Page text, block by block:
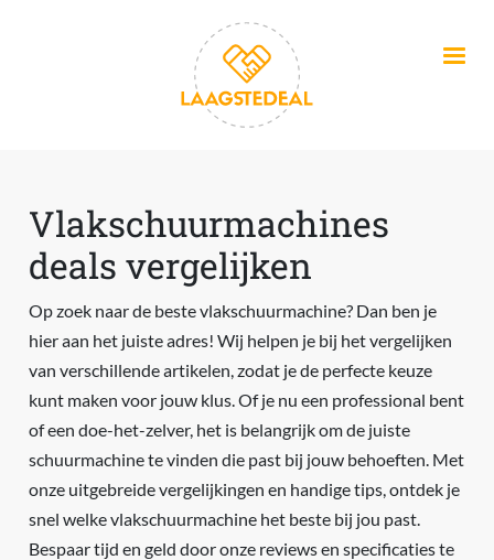
Vlakschuurmachines
deals vergelijken
Op zoek naar de beste vlakschuurmachine? Dan ben je
hier aan het juiste adres! Wij helpen je bij het vergelijken
van verschillende artikelen, zodat je de perfecte keuze
kunt maken voor jouw klus. Of je nu een professional bent
of een doe-het-zelver, het is belangrijk om de juiste
schuurmachine te vinden die past bij jouw behoeften. Met
onze uitgebreide vergelijkingen en handige tips, ontdek je
snel welke vlakschuurmachine het beste bij jou past.
Bespaar tijd en geld door onze reviews en specificaties te